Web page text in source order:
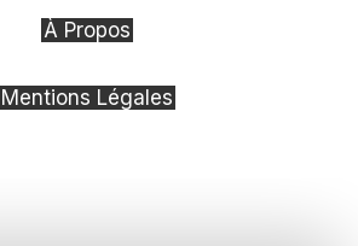
À Propos
Mentions Légales